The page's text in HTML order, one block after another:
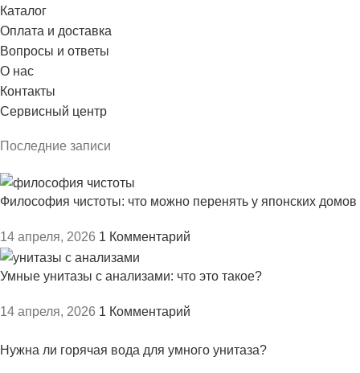
Каталог
Оплата и доставка
Вопросы и ответы
О нас
Контакты
Сервисный центр
Последние записи
Философия чистоты: что можно перенять у японских домов
14 апреля, 2026 1 Комментарий
Умные унитазы с анализами: что это такое?
14 апреля, 2026 1 Комментарий
Нужна ли горячая вода для умного унитаза?